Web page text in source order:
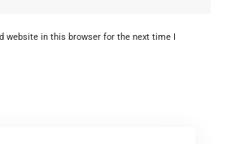
website in this browser for the next time I